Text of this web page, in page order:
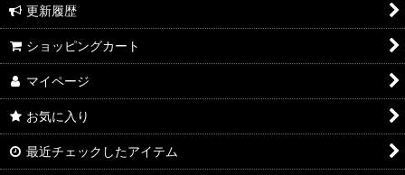
更新履歴
ショッピングカート
マイページ
お気に入り
最近チェックしたアイテム